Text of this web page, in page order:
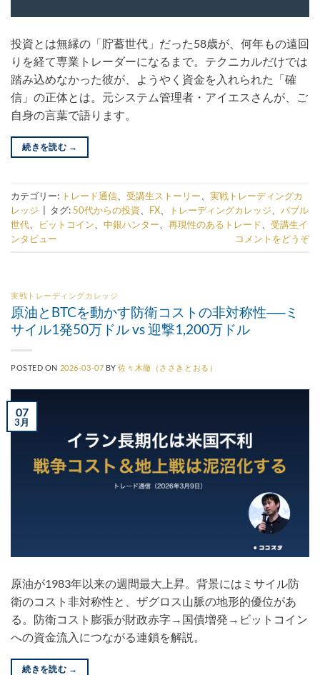
投資とは無縁の「貯蓄世代」だった58歳が、何年もの遠回
りを経て専業トレーダーになるまで。テクニカルだけでは
踏み込めなかった彼が、ようやく資金を入れられた「確
信」の正体とは。元システム管理者・アイエスさんが、ご
自身の言葉で語ります。
続きを読む →
カテゴリー: トレード通信、 受講生ストーリー、 実戦トレーディングカ
レッジ
タグ: 50代からの投資、 FX、 トレーディングカレッジ、 バブル
世代、 ビットコイン、 中銀ハンター、 再現性のあるトレード、 受講生イ
ンタビュー
コメントをどうぞ
実戦トレーディングカレッジ
原油とBTCを動かす防衛コストの非対称性──ミ
サイル1発50万ドル vs 迎撃1,200万ドル
POSTED ON 2026-03-07 BY佐々木徹（ささきとおる）
07
3月
原油が1983年以来の週間最大上昇。背景にはミサイル防
衛のコスト非対称性と、ザグロス山脈の地形的優位があ
る。防衛コスト膨張が財政赤字→国債増発→ビットコイン
への資金流入につながる連鎖を解説。
続きを読む →